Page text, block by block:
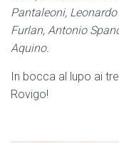
Pantaleoni,
Furlan, Antonio
Aquino.
In bocca al lupo ai
Rovigo!